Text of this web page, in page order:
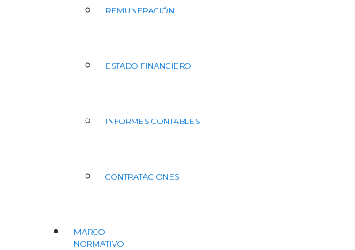
REMUNERACIÓN
ESTADO FINANCIERO
INFORMES CONTABLES
CONTRATACIONES
MARCO
NORMATIVO